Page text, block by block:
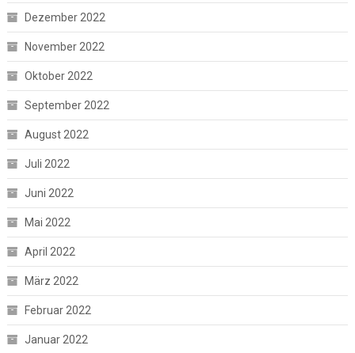
Dezember 2022
November 2022
Oktober 2022
September 2022
August 2022
Juli 2022
Juni 2022
Mai 2022
April 2022
März 2022
Februar 2022
Januar 2022